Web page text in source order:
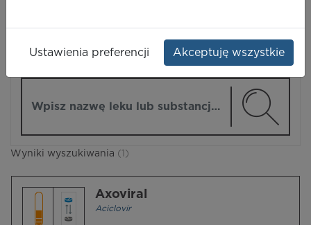
Wyniki wyszukiwania (1)
Axoviral
Aciclovir
Ustawienia preferencji Akceptuję wszystkie